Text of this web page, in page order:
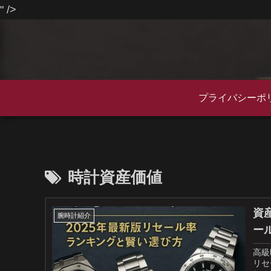
" />
プライバシーポ
時計資産価値
腕時計紹介
資
ー
高
リ